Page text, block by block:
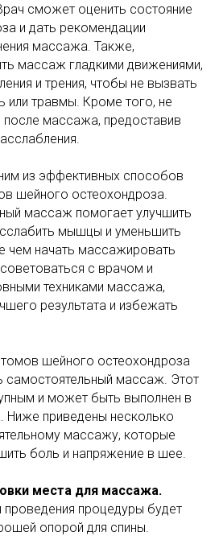
сможет оценить состояние
и дать рекомендации
массажа. Также,
массаж гладкими движениями,
и трения, чтобы не вызвать
или травмы. Кроме того, не
после массажа, предоставив
из эффективных способов
шейного остеохондроза.
массаж помогает улучшить
мышцы и уменьшить
чем начать массажировать
с врачом и
техниками массажа,
результата и избежать
шейного остеохондроза
самостоятельный массаж. Этот
и может быть выполнен в
Ниже приведены несколько
массажу, которые
боль и напряжение в шее.
места для массажа.
процедуры будет
опорой для спины.